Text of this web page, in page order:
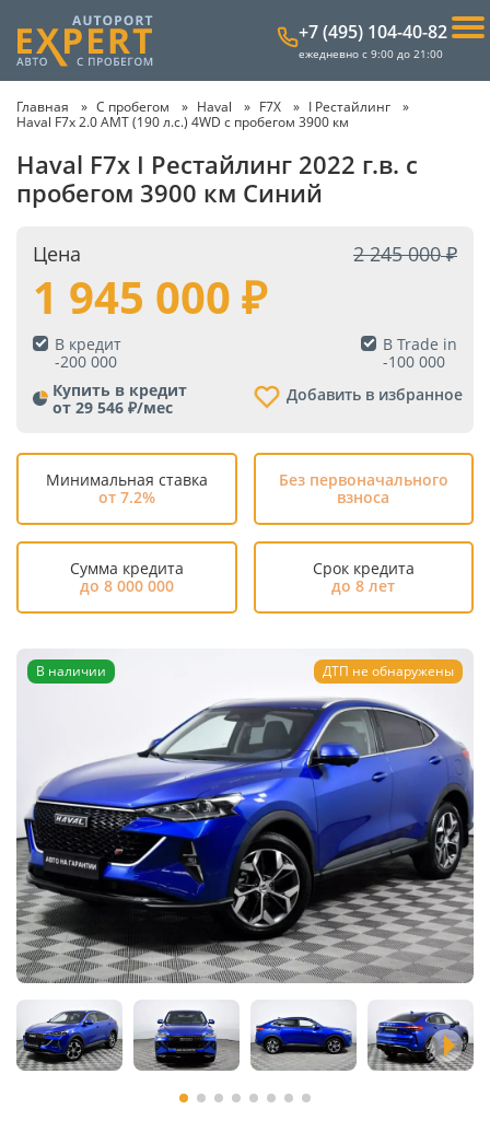
+7 (495) 104-40-82
ежедневно с 9:00 до 21:00
Главная С пробегом Haval F7X
I Рестайлинг
Haval F7x 2.0 AMT (190 л.с.) 4WD с пробегом 3900 км
Haval F7x I Рестайлинг 2022 г.в. с
пробегом 3900 км Синий
Цена 2 245 000
1 945 000
В кредит
-200 000
В Trade in
-100 000
Купить в кредит
от 29 546 ₽/мес
Добавить в избранное
Минимальная ставка
от 7.2%
Без первоначального
взноса
Сумма кредита
до 8 000 000
Срок кредита
до 8 лет
В наличии ДТП не обнаружены